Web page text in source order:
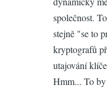
společnost.
stejně "se to
kryptografů
utajování
Hmm... To